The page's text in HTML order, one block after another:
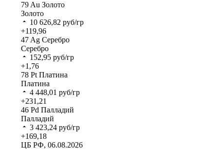
79Au Золото
Золото
10 626,82 руб/гр
+119,96
47Ag Серебро
Серебро
152,95 руб/гр
+1,76
78 Pt Платина
Платина
4 448,01 руб/гр
+231,21
46 Pd Палладий
Палладий
3 423,24 руб/гр
+169,18
ЦБ РФ, 06.08.2026